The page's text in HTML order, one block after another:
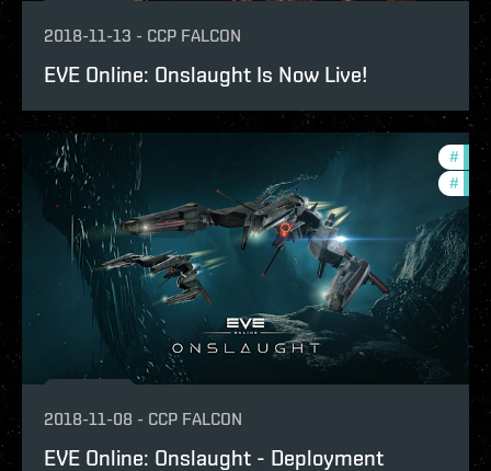
2018-11-13 - CCP FALCON
EVE Online: Onslaught Is Now Live!
#
#
2018-11-08 - CCP FALCON
EVE Online: Onslaught - Deployment